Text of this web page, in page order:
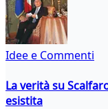
Idee e Commenti
La verità su
esistita